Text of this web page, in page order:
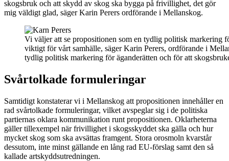
skogsbruk och att skydd av skog ska bygga på frivillighet, det gör
mig väldigt glad, säger Karin Perers ordförande i Mellanskog.
Vi väljer att se propositionen som en tydlig politisk markering
viktigt för vårt samhälle, säger Karin Perers, ordförande i
tydlig politisk markering för äganderätten och för att
Svårtolkade formuleringar
Samtidigt konstaterar vi i Mellanskog att propositionen innehåller en
rad svårtolkade formuleringar, vilket avspeglar sig i de politiska
partiernas oklara kommunikation runt propositionen. Oklarheterna
gäller tillexempel när frivillighet i skogsskyddet ska gälla och hur
mycket skog som ska avsättas framgent. Stora orosmoln kvarstår
dessutom, inte minst gällande en lång rad EU-förslag samt den så
kallade artskyddsutredningen.